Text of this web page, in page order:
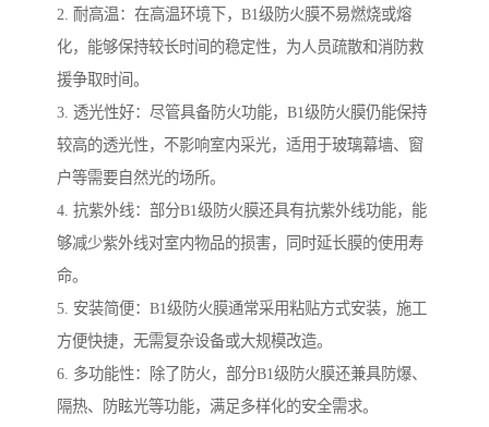
2. 耐高温：在高温环境下，B1级防火膜不易燃烧或熔
化，能够保持较长时间的稳定性，为人员疏散和消防救
援争取时间。
3. 透光性好：尽管具备防火功能，B1级防火膜仍能保持
较高的透光性，不影响室内采光，适用于玻璃幕墙、窗
户等需要自然光的场所。
4. 抗紫外线：部分B1级防火膜还具有抗紫外线功能，能
够减少紫外线对室内物品的损害，同时延长膜的使用寿
命。
5. 安装简便：B1级防火膜通常采用粘贴方式安装，施工
方便快捷，无需复杂设备或大规模改造。
6. 多功能性：除了防火，部分B1级防火膜还兼具防爆、
隔热、防眩光等功能，满足多样化的安全需求。